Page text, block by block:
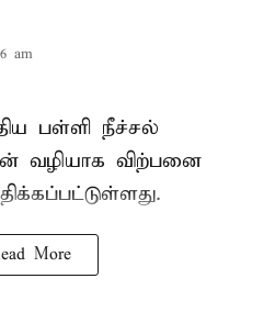
am
பள்ளி நீச்சல்
விற்பனை
More